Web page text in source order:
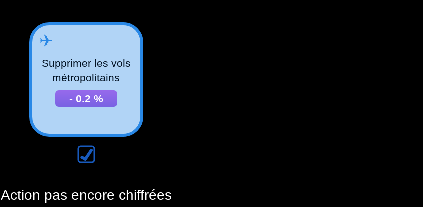
✈️
Supprimer les vols
métropolitains
- 0.2 %
Action pas encore chiffrées